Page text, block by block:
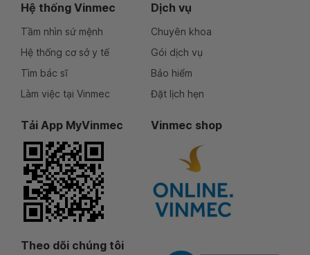
Hệ thống Vinmec
Tầm nhìn sứ mệnh
Hệ thống cơ sở y tế
Tìm bác sĩ
Làm việc tại Vinmec
Dịch vụ
Chuyên khoa
Gói dịch vụ
Bảo hiểm
Đặt lịch hẹn
Tải App MyVinmec Vinmec shop
Theo dõi chúng tôi